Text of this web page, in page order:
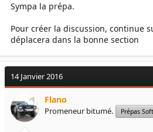
Sympa la prépa.
Pour créer la discussion, continue
déplacera dans la bonne section
14 Janvier 2016
Flano
Promeneur bitumé. Prépas Soft